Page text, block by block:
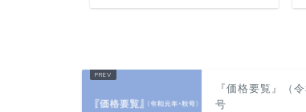
『価格要覧』（
号